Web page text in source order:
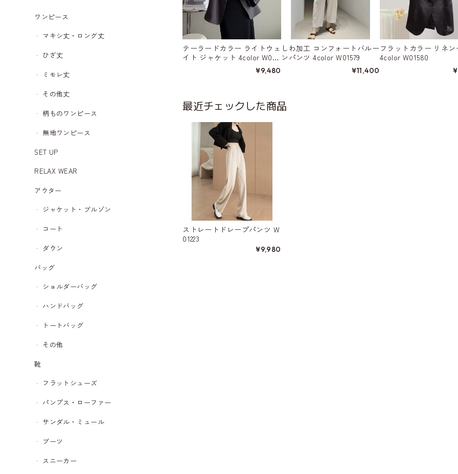
ワンピース
マキシ丈・ロング丈
ひざ丈
ミモレ丈
その他丈
柄ものワンピース
無地ワンピース
SET UP
RELAX WEAR
アウター
ジャケット・ブルゾン
コート
ダウン
バッグ
ショルダーバッグ
ハンドバッグ
トートバッグ
その他
靴
フラットシューズ
パンプス・ローファー
サンダル・ミュール
ブーツ
スニーカー
テーラードカラー ライトウェ
イト ジャケット 4color W015
¥9,480
しわ加工 コンフォートバルー
ンパンツ 4color W01579
¥11,400
フラットカラー リネン
4color W01580
最近チェックした商品
ストレートドレープパンツ W
01223
¥9,980